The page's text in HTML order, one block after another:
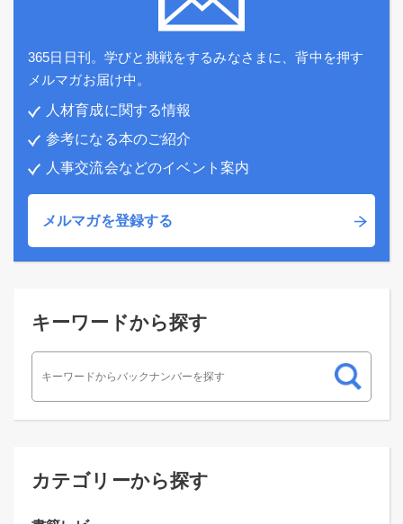
365日日刊。学びと挑戦をするみなさまに、背中を押す
メルマガお届け中。
人材育成に関する情報
参考になる本のご紹介
人事交流会などのイベント案内
メルマガを登録する
キーワードから探す
カテゴリーから探す